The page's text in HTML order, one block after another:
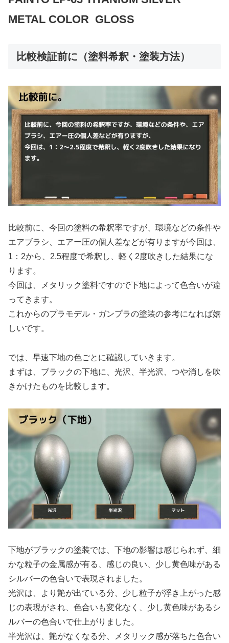
METAL COLOR GLOSS
比較検証前に（塗料希釈・塗装方法）
比較前に、今回の塗料の希釈率ですが、環境などの条件や
エアブラシ、エアー圧の個人差などが有りますが今回は、
1：2から、2.5程度で希釈し、軽く2度吹きした結果にな
ります。
今回は、メタリック塗料ですので下地によって色合いが違
ってきます。
これからのプラモデル・ガンプラの塗装の参考になれば嬉
しいです。
では、早速下地の色ごとに確認していきます。
まずは、ブラックの下地に、光沢、半光沢、つや消しを吹
きかけたものを比較します。
下地がブラックの塗装では、下地の影響は感じられず、細
かな粒子の金属感が有る、感じの良い、少し黄色味がある
シルバーの色合いで表現されました。
光沢は、より艶が出ている分、少し粒子が浮き上がった感
じの表現がされ、色合いも変化なく、少し黄色味があるシ
ルバーの色合いで仕上がりました。
半光沢は、艶がなくなる分、メタリック感が落ちた色合い